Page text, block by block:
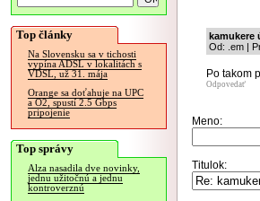
Top články
Na Slovensku sa v tichosti
vypína ADSL v lokalitách s
VDSL, už 31. mája
Orange sa doťahuje na UPC
a O2, spustí 2.5 Gbps
pripojenie
Top správy
Alza nasadila dve novinky,
jednu užitočnú a jednu
kontroverznú
kamukere
Od: .em |
Po takom
Odpovedať
Meno:
Titulok: